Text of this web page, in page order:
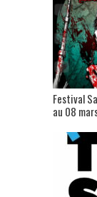
Festival
au 08